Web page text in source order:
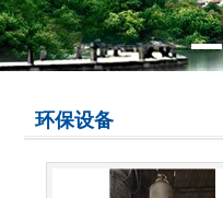
环保设备